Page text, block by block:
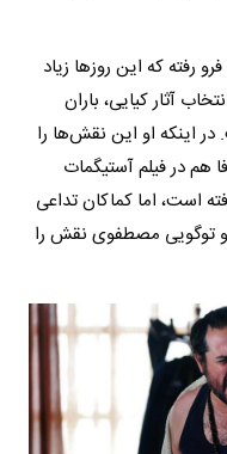
رفته که این روزها زیاد
آثار کیایی، باران
اینکه او این نقش‌ها را
هم در فیلم آستیگمات
است، اما کماکان تداعی
توگویی مصطفوی نقش را